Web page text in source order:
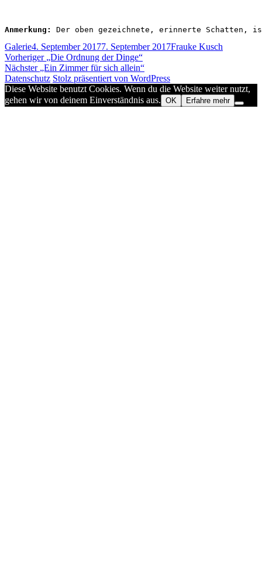
Anmerkung: Der oben gezeichnete, erinnerte Schatten,
Format
GalerieVeröffentlicht
am
4. September 20177. September 2017Autor
Frauke Kusch
Beitragsnavigation
Vorheriger
Vorheriger
Beitrag:
„Die Ordnung der Dinge“
Nächster
Nächster
Beitrag:
„Ein Zimmer für sich allein“
Datenschutz Stolz präsentiert von WordPress
Diese Website benutzt Cookies. Wenn du die Website weiter nutzt,
gehen wir von deinem Einverständnis aus. OK Erfahre mehr